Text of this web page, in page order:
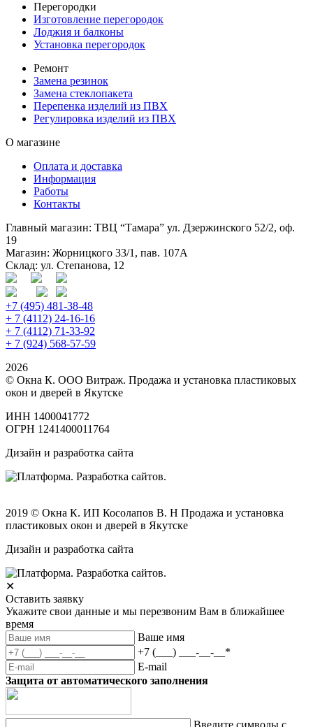
Перегородки
Изготовление перегородок
Лоджия и балконы
Установка перегородок
Ремонт
Замена резинок
Замена стеклопакета
Перепенка изделий из ПВХ
Регулировка изделий из ПВХ
О магазине
Оплата и доставка
Информация
Работы
Контакты
Главный магазин: ТВЦ “Тамара” ул. Дзержинского 52/2, оф.
19
Магазин: Жорницкого 33/1, пав. 107А
Склад: ул. Степанова, 12
+7 (495) 481-38-48
+ 7 (4112) 24-16-16
+ 7 (4112) 71-33-92
+ 7 (924) 568-57-59
2026
© Окна К. ООО Витраж. Продажа и установка пластиковых
окон и дверей в Якутске
ИНН 1400041772
ОГРН 1241400011764
Дизайн и разработка сайта
2019 © Окна К. ИП Косолапов В. Н Продажа и установка
пластиковых окон и дверей в Якутске
Дизайн и разработка сайта
✕
Оставить заявку
Укажите свои данные и мы перезвоним Вам в ближайшее
время
Ваше имя
+7 (___) ___-__-__ *
E-mail
Защита от автоматического заполнения